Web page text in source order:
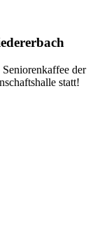
der
statt!